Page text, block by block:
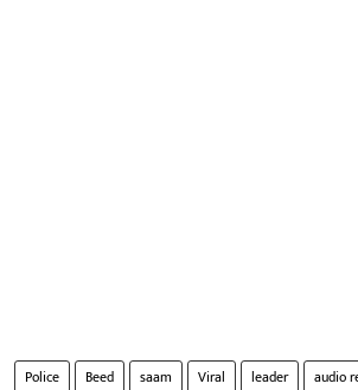
Police Beed saam Viral leader audio